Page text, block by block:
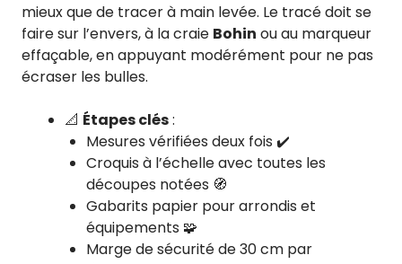
mieux que de tracer à main levée. Le tracé doit se
faire sur l’envers, à la craie Bohin ou au marqueur
effaçable, en appuyant modérément pour ne pas
écraser les bulles.
📐 Étapes clés:
Mesures vérifiées deux fois ✔️
Croquis à l’échelle avec toutes les
découpes notées 🧭
Gabarits papier pour arrondis et
équipements 🧩
Marge de sécurité de 30 cm par